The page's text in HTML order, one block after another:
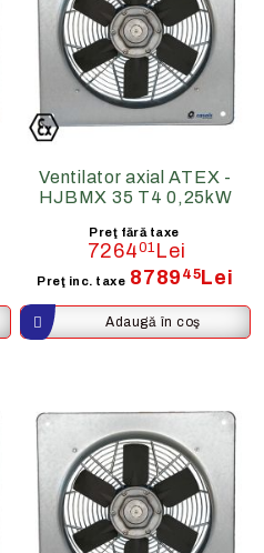
Ventilator axial ATEX -
HJBMX 35 T4 0,25kW
Preţ fără taxe
726401Lei
Preţ inc. taxe 8789 45 Lei